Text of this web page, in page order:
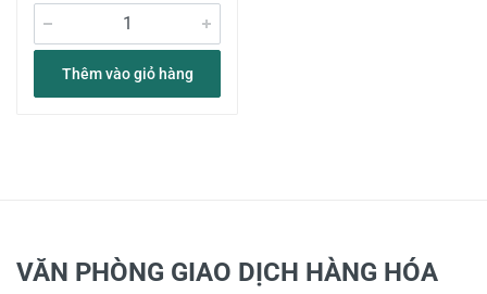
Thêm vào giỏ hàng
VĂN PHÒNG GIAO DỊCH HÀNG HÓA